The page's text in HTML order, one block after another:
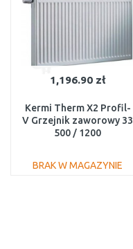
1,196.90 zł
Kermi Therm X2 Profil-
V Grzejnik zaworowy 33
500 / 1200
BRAK W MAGAZYNIE